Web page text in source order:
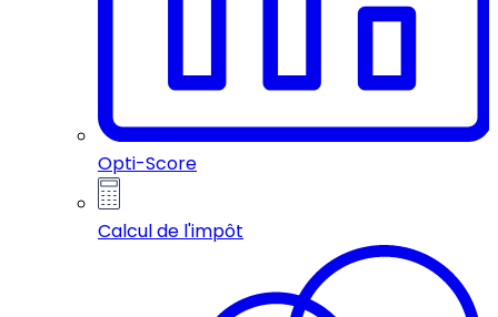
Opti-Score
Calcul de l'impôt